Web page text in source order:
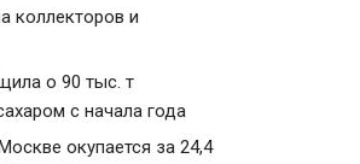
коллекторов и
о 90 тыс. т
с начала года
окупается за 24,4